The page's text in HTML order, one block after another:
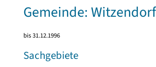
Gemeinde: Witzendorf
bis 31.12.1996
Sachgebiete